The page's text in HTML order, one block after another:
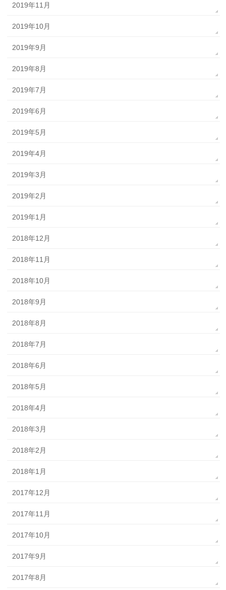
2019年11月
2019年10月
2019年9月
2019年8月
2019年7月
2019年6月
2019年5月
2019年4月
2019年3月
2019年2月
2019年1月
2018年12月
2018年11月
2018年10月
2018年9月
2018年8月
2018年7月
2018年6月
2018年5月
2018年4月
2018年3月
2018年2月
2018年1月
2017年12月
2017年11月
2017年10月
2017年9月
2017年8月